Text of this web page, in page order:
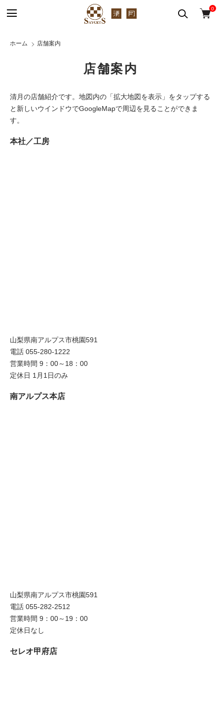
0
ホーム 店舗案内
店舗案内
清月の店舗紹介です。地図内の「拡大地図を表示」をタップする
と新しいウインドウでGoogleMapで周辺を見ることができま
す。
本社／工房
山梨県南アルプス市桃園591
電話 055-280-1222
営業時間 9：00～18：00
定休日 1月1日のみ
南アルプス本店
山梨県南アルプス市桃園591
電話 055-282-2512
営業時間 9：00～19：00
定休日なし
セレオ甲府店